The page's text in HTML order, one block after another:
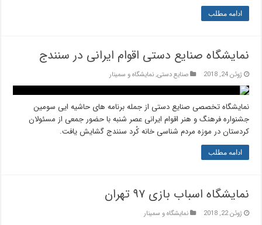
ادامه مطلب
نمایشگاه صنایع دستی اقوام ایرانی در سنندج
ژوئن 24, 2018 صنایع دستی,نمایشگاه و سمینار
نمایشگاه تخصصی صنایع دستی از جمله برنامه های حاشیه ایی سومین
جشنواره فرهنگ و هنر اقوام ایرانی عصر شنبه با حضور جمعی از مسئولان
کردستان در موزه مردم شناسی خانه کُرد سنندج گشایش یافت.
ادامه مطلب
نمایشگاه اسباب بازی ۹۷ تهران
ژوئن 22, 2018 نمایشگاه و سمینار